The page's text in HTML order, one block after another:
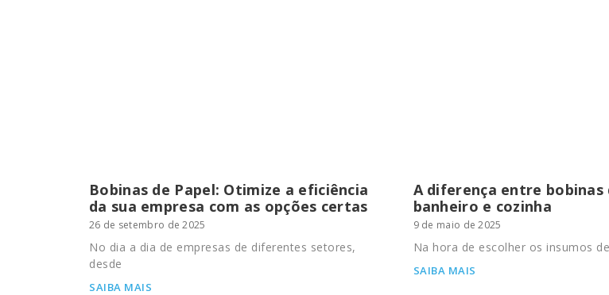
Bobinas de Papel: Otimize a eficiência
da sua empresa com as opções certas
26 de setembro de 2025
No dia a dia de empresas de diferentes setores,
desde
SAIBA MAIS
A diferença entre bobinas
banheiro e cozinha
9 de maio de 2025
Na hora de escolher os insumos
SAIBA MAIS